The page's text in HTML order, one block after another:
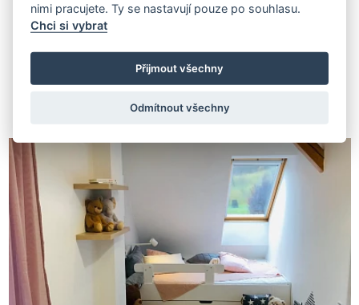
Související projekty
nimi pracujete. Ty se nastavují pouze po souhlasu.
Chci si vybrat
Přijmout všechny
Odmítnout všechny